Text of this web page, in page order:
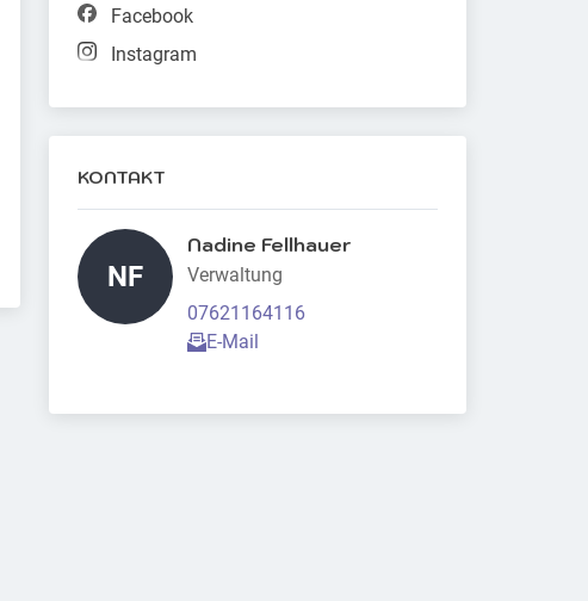
Facebook
Instagram
KONTAKT
NF
Nadine Fellhauer
Verwaltung
07621164116
E-Mail